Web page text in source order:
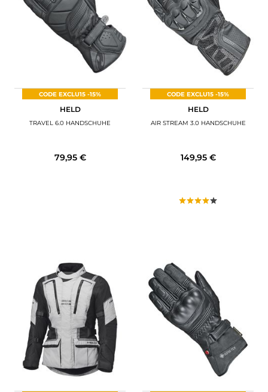
CODE EXCLU15 -15%
HELD
TRAVEL 6.0 HANDSCHUHE
79,95 €
CODE EXCLU15 -15%
HELD
AIR STREAM 3.0 HANDSCHUHE
149,95 €